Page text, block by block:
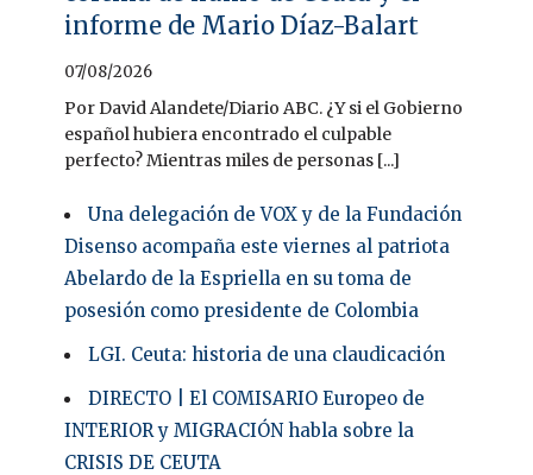
informe de Mario Díaz-Balart
07/08/2026
Por David Alandete/Diario ABC. ¿Y si el Gobierno
español hubiera encontrado el culpable
perfecto? Mientras miles de personas [...]
Una delegación de VOX y de la Fundación
Disenso acompaña este viernes al patriota
Abelardo de la Espriella en su toma de
posesión como presidente de Colombia
LGI. Ceuta: historia de una claudicación
DIRECTO | El COMISARIO Europeo de
INTERIOR y MIGRACIÓN habla sobre la
CRISIS DE CEUTA